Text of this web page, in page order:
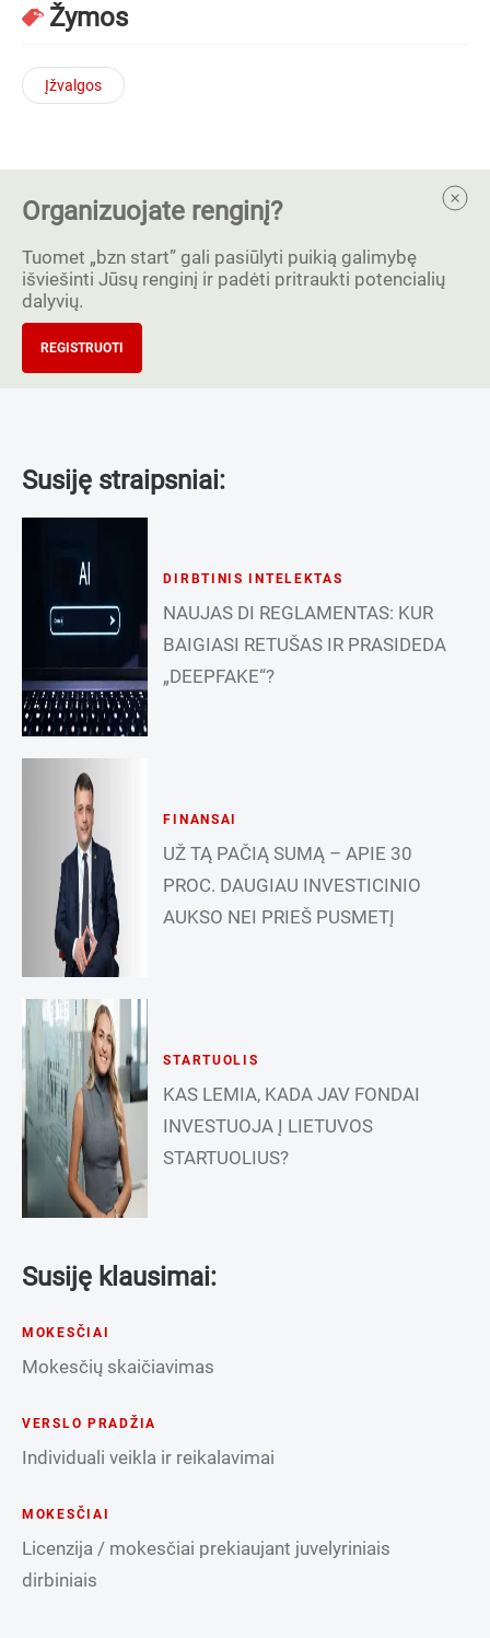
Žymos
Įžvalgos
Organizuojate renginį?
Tuomet „bzn start” gali pasiūlyti puikią galimybę
išviešinti Jūsų renginį ir padėti pritraukti potencialių
dalyvių.
REGISTRUOTI
Susiję straipsniai:
DIRBTINIS INTELEKTAS
NAUJAS DI REGLAMENTAS: KUR
BAIGIASI RETUŠAS IR PRASIDEDA
„DEEPFAKE“?
FINANSAI
UŽ TĄ PAČIĄ SUMĄ – APIE 30
PROC. DAUGIAU INVESTICINIO
AUKSO NEI PRIEŠ PUSMETĮ
STARTUOLIS
KAS LEMIA, KADA JAV FONDAI
INVESTUOJA Į LIETUVOS
STARTUOLIUS?
Susiję klausimai:
MOKESČIAI
Mokesčių skaičiavimas
VERSLO PRADŽIA
Individuali veikla ir reikalavimai
MOKESČIAI
Licenzija / mokesčiai prekiaujant juvelyriniais
dirbiniais